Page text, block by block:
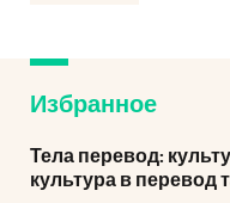
Избранное
Тела перевод:
культура в перевод